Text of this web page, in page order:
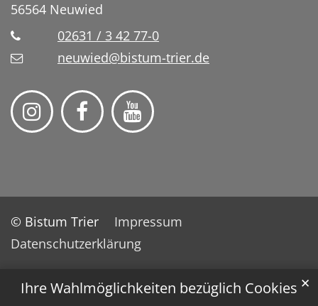
Ihre Wahlmöglichkeiten bezüglich Cookies ✕
56564 Neuwied
02631 / 3 42 77-0
neuwied@bistum-trier.de
© Bistum Trier
Impressum
Datenschutzerklärung